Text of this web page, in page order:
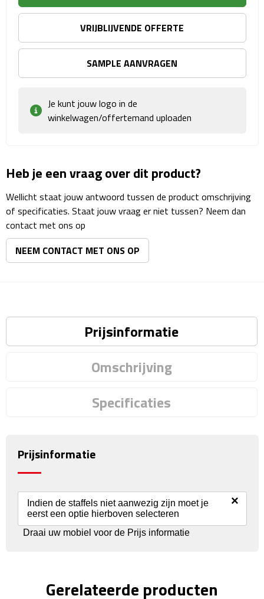
Bagagelabels
Reiskussens
Reissetjes
Auto onderhoud
Auto organizers
Rijbewijs- & kentekenhoezen
Veiligheidssets
Zonneschermen
Fiets Accessoires
Fietsbellen
Fiets telefoonhouders
VRIJBLIJVENDE OFFERTE
SAMPLE AANVRAGEN
Je kunt jouw logo in de
winkelwagen/offertemand uploaden
Heb je een vraag over dit product?
Wellicht staat jouw antwoord tussen de product omschrijving
of specificaties. Staat jouw vraag er niet tussen? Neem dan
contact met ons op
NEEM CONTACT MET ONS OP
Prijsinformatie
Omschrijving
Specificaties
Prijsinformatie
Indien de staffels niet aanwezig zijn moet je
eerst een optie hierboven selecteren
×
Draai uw mobiel voor de Prijs informatie
Gerelateerde producten